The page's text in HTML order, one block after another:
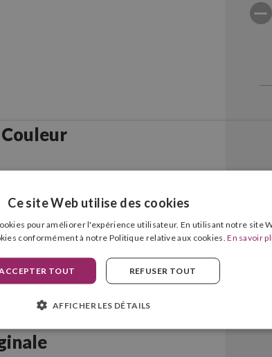
Ce site Web utilise des cookies
pour améliorer l'expérience utilisateur. En utilisant notre site
conformément à notre Politique relative aux cookies.En savoir
TOUT REFUSER TOUT
AFFICHER LES DÉTAILS